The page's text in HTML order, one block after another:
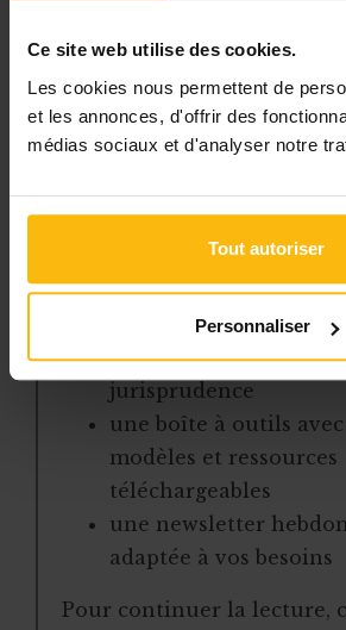
Ce site web utilise des cookies.
Les cookies nous permettent de
et les annonces, d'offrir des
médias sociaux et d'analyser notre
Tout autoriser
Personnaliser
pratiques et à une
pour gérer efficacement
Avec votre abonnement,
l’accès libre à
contenus du site
des articles, dossiers
pratiques
la veille sur les lois,
jurisprudence
une boîte à outils avec
modèles et ressources
téléchargeables
une newsletter
adaptée à vos besoins
Pour continuer la lecture,